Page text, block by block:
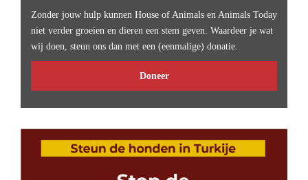
Zonder jouw hulp kunnen House of Animals en Animals Today
niet verder groeien en dieren een stem geven. Waardeer je wat
wij doen, steun ons dan met een (eenmalige) donatie.
Doneer